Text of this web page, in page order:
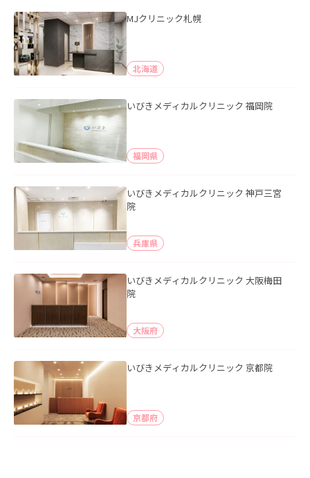
MJクリニック札幌
北海道
いびきメディカルクリニック 福岡院
福岡県
いびきメディカルクリニック 神戸三宮
院
兵庫県
いびきメディカルクリニック 大阪梅田
院
大阪府
いびきメディカルクリニック 京都院
京都府